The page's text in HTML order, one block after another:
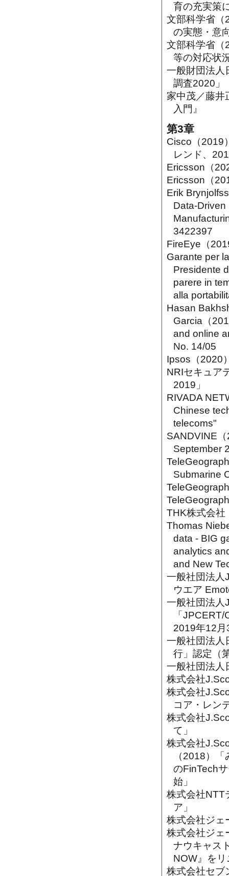
育の充実策
文部科学省（
の実態・意
文部科学省（
等の対応状
一般財団法人
調査2020」
家中茂／藤井
入門』
第3章
Cisco（2019
レンド、
Ericsson（
Ericsson（
Erik
Data-
3422397
FireEye（
Garante per
Presidente
parere in
alla
Hasan
Garcia（
and online
No. 14/05
Ipsos（2020
NRIセキュア
2019」
RIVADA
Chinese
telecoms"
SANDVINE
September
Submarine
THK株式会社
Thomas
data - BIG
analytics
and New
一般社団法人
ウエア
一般社団法人
「
2019年12月
一般社団法人
行」認定（
一般社団法人
株式会社
株式会社
コア・レン
株式会社
て」
株式会社
（2018）
のFinTech
始」
株式会社NTT
ア」
株式会社ジェ
株式会社ジェ
ナウキャス
NOW』を
株式会社セブ